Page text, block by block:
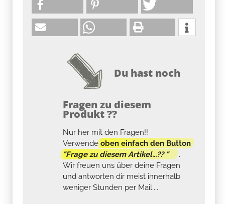
Du hast noch
Fragen zu diesem
Produkt ??
Nur her mit den Fragen!!
Verwendeoben einfach den Button
"Frage zu diesem Artikel...?? "
.
Wir freuen uns über deine Fragen
und antworten dir meist innerhalb
weniger Stunden per Mail....